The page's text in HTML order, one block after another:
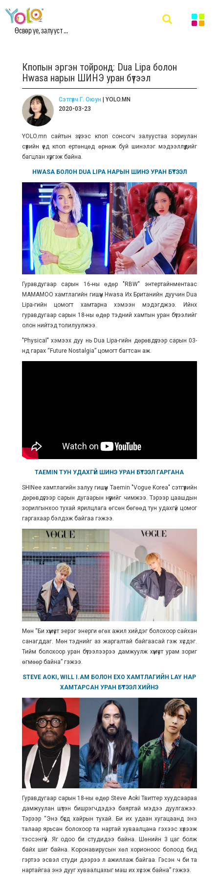
Өсвөр үе, залууст ...
Кпопын эргэн тойронд: Dua Lipa болон
Hwasa нарын ШИНЭ уран бүтээл
Сэтгүүлч Г. Оюун | YOLO.MN
2020-03-23
YOLO.mn сайтын зүгээс кпоп сонсогч залуустаа зориулан
сүүлийн үед кпоп ертөнцөд өрнөж буй шинэлэг мэдээллүүдийг
багцлан хүргэж байна.
HWASA БОЛОН DUA LIPA НАРЫН ШИНЭ УРАН БҮТЭЭЛ
Гуравдугаар сарын 16-ны өдөр "RBW" энтертайнментаас
MAMAMOO хамтлагийн гишүүн Hwasa Их Британийн дуучин Dua
Lipa-гийн цомогт хамтарна хэмээн мэдэгджээ. Ийнхүү
гуравдугаар сарын 18-ны өдөр тэдний хамтын уран бүтээлийг
олон нийтэд толилуулжээ.
"Physical" хэмээх дуу нь Dua Lipa-гийн дөрөвдүгээр сарын 03-
нд гарах “Future Nostalgia” цомогт багтсан аж.
TAEMIN ТУН УДАХГҮЙ ШИНЭ УРАН БҮТЭЭЛ ГАРГАНА
SHINee хамтлагийн залуу гишүүн Taemin "Vogue Korea" сэтгүүлийн
дөрөвдүгээр сарын дугаарын нүүрийг чимжээ. Тэрээр цаашдын
зорилгынхоо тухай ярилцлага өгсөн бөгөөд тун удахгүй цомог
гаргахаар бэлдэж байгаа гэжээ.
Мөн “Би хүмүүст эерэг энерги өгөх ажил хийдэг болохоор сайхан
санагддаг. Мөн тэднийг аз жаргалтай байгаасай гэж хүсдэг.
Тийм болохоор уран бүтээлээрээ дамжуулж хүмүүст урам зориг
өгмөөр байна” гэжээ.
STEVE AOKI, WILL I.AM БОЛОН EXO ХАМТЛАГИЙН LAY НАР
ХАМТАРСАН УРАН БҮТЭЭЛ ХИЙНЭ
Гуравдугаар сарын 18-ны өдөр Steve Aoki Твиттер хуудсаараа
дамжуулан шүтэн бишрэгчдэдээ баяртай мэдээ дуулгажээ.
Тэрээр “Энэ бүгд хайрын тухай. Би их удаан хугацаанд энэ
талаар ярьсан болохоор та нартай хуваалцана гэхээс хүлээж
тэссэнгүй. Яг одоо би студидээ байна. Шөнийн 3 цаг болж
байх шиг байна. Коронавирусын хөл хорионоос болоод бид
гэртээ эсвэл студи дээрээ л ажиллаж байгаа. Гэсэн ч би та
нартайгаа энэ дууг хуваалцахыг маш их хүсэж байна” гэжээ.